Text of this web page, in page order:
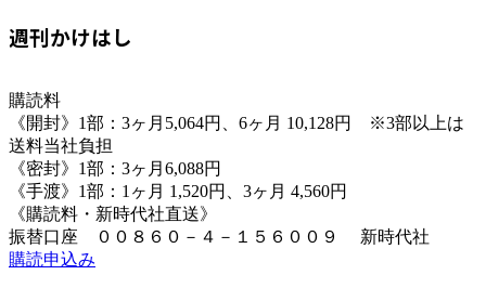
週刊かけはし
購読料
《開封》1部：3ヶ月5,064円、6ヶ月 10,128円 ※3部以上は
送料当社負担
《密封》1部：3ヶ月6,088円
《手渡》1部：1ヶ月 1,520円、3ヶ月 4,560円
《購読料・新時代社直送》
振替口座 ００８６０－４－１５６００９ 新時代社
購読申込み